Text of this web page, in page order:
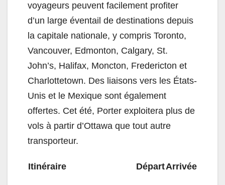
voyageurs peuvent facilement profiter
d’un large éventail de destinations depuis
la capitale nationale, y compris Toronto,
Vancouver, Edmonton, Calgary, St.
John’s, Halifax, Moncton, Fredericton et
Charlottetown. Des liaisons vers les États-
Unis et le Mexique sont également
offertes. Cet été, Porter exploitera plus de
vols à partir d’Ottawa que tout autre
transporteur.
Itinéraire DépartArrivée